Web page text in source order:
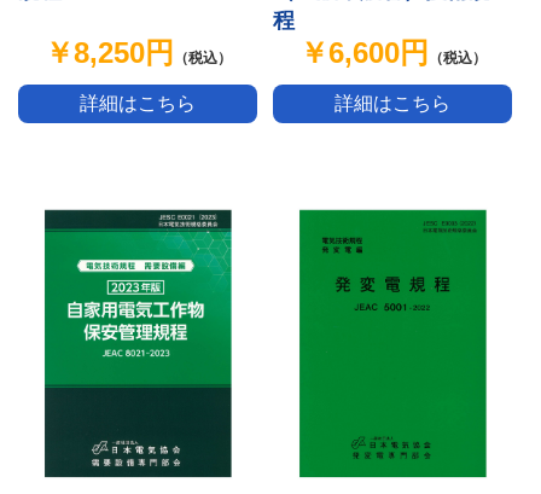
￥8,250円 （税込）
詳細はこちら
程
￥6,600円 （税込）
詳細はこちら